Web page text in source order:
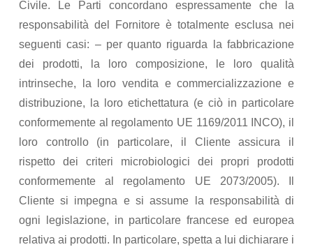
Civile. Le Parti concordano espressamente che la
responsabilità del Fornitore è totalmente esclusa nei
seguenti casi: – per quanto riguarda la fabbricazione
dei prodotti, la loro composizione, le loro qualità
intrinseche, la loro vendita e commercializzazione e
distribuzione, la loro etichettatura (e ciò in particolare
conformemente al regolamento UE 1169/2011 INCO), il
loro controllo (in particolare, il Cliente assicura il
rispetto dei criteri microbiologici dei propri prodotti
conformemente al regolamento UE 2073/2005). Il
Cliente si impegna e si assume la responsabilità di
ogni legislazione, in particolare francese ed europea
relativa ai prodotti. In particolare, spetta a lui dichiarare i